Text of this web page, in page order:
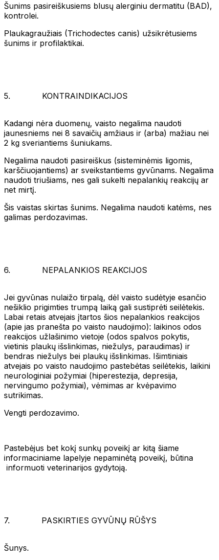
Šunims pasireiškusiems blusų alerginiu dermatitu (BAD),
kontrolei.
Plaukagraužiais (Trichodectes canis) užsikrėtusiems
šunims ir profilaktikai.
5. KONTRAINDIKACIJOS
Kadangi nėra duomenų, vaisto negalima naudoti
jaunesniems nei 8 savaičių amžiaus ir (arba) mažiau nei
2 kg sveriantiems šuniukams.
Negalima naudoti pasireiškus (sisteminėmis ligomis,
karščiuojantiems) ar sveikstantiems gyvūnams. Negalima
naudoti triušiams, nes gali sukelti nepalankių reakcijų ar
net mirtį.
Šis vaistas skirtas šunims. Negalima naudoti katėms, nes
galimas perdozavimas.
6. NEPALANKIOS REAKCIJOS
Jei gyvūnas nulaižo tirpalą, dėl vaisto sudėtyje esančio
nešiklio prigimties trumpą laiką gali sustiprėti seilėtekis.
Labai retais atvejais įtartos šios nepalankios reakcijos
(apie jas pranešta po vaisto naudojimo): laikinos odos
reakcijos užlašinimo vietoje (odos spalvos pokytis,
vietinis plaukų išslinkimas, niežulys, paraudimas) ir
bendras niežulys bei plaukų išslinkimas. Išimtiniais
atvejais po vaisto naudojimo pastebėtas seilėtekis, laikini
neurologiniai požymiai (hiperestezija, depresija,
nervingumo požymiai), vėmimas ar kvėpavimo
sutrikimas.
Vengti perdozavimo.
Pastebėjus bet kokį sunkų poveikį ar kitą šiame
informaciniame lapelyje nepaminėtą poveikį, būtina
informuoti veterinarijos gydytoją.
7. PASKIRTIES GYVŪNŲ RŪŠYS
Šunys.